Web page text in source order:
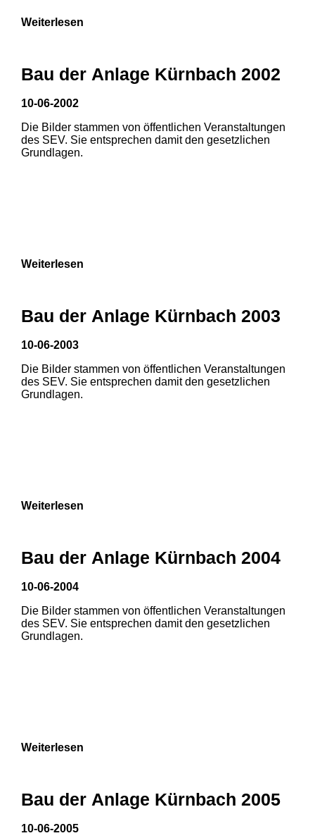
1 2 3
Weiterlesen
Bau der Anlage Kürnbach 2002
10-06-2002
Die Bilder stammen von öffentlichen Veranstaltungen
des SEV. Sie entsprechen damit den gesetzlichen
Grundlagen.
Weiterlesen
Bau der Anlage Kürnbach 2003
10-06-2003
Die Bilder stammen von öffentlichen Veranstaltungen
des SEV. Sie entsprechen damit den gesetzlichen
Grundlagen.
3
Weiterlesen
Bau der Anlage Kürnbach 2004
10-06-2004
Die Bilder stammen von öffentlichen Veranstaltungen
des SEV. Sie entsprechen damit den gesetzlichen
Grundlagen.
Weiterlesen
Bau der Anlage Kürnbach 2005
10-06-2005